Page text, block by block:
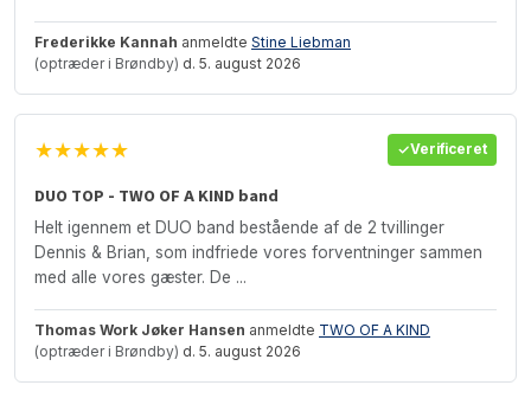
Frederikke Kannah anmeldte Stine Liebman
(optræder i Brøndby) d. 5. august 2026
★★★★★ Verificeret
DUO TOP - TWO OF A KIND band
Helt igennem et DUO band bestående af de 2 tvillinger
Dennis & Brian, som indfriede vores forventninger sammen
med alle vores gæster. De ...
Thomas Work Jøker Hansen anmeldte TWO OF A KIND
(optræder i Brøndby) d. 5. august 2026